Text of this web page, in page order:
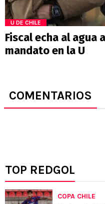
U DE CHILE
Fiscal echa al agua
mandato en la U
COMENTARIOS
TOP REDGOL
COPA CHILE